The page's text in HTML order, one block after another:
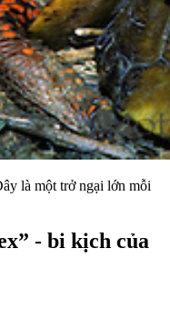
là một trở ngại lớn mỗi
- bi kịch của